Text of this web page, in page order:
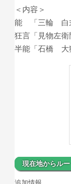
＜内容＞
能 「三輪 白
狂言「見物左
半能「石橋
現在地からル
追加情報